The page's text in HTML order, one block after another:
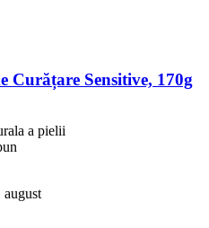
Curățare Sensitive, 170g
a pielii
august